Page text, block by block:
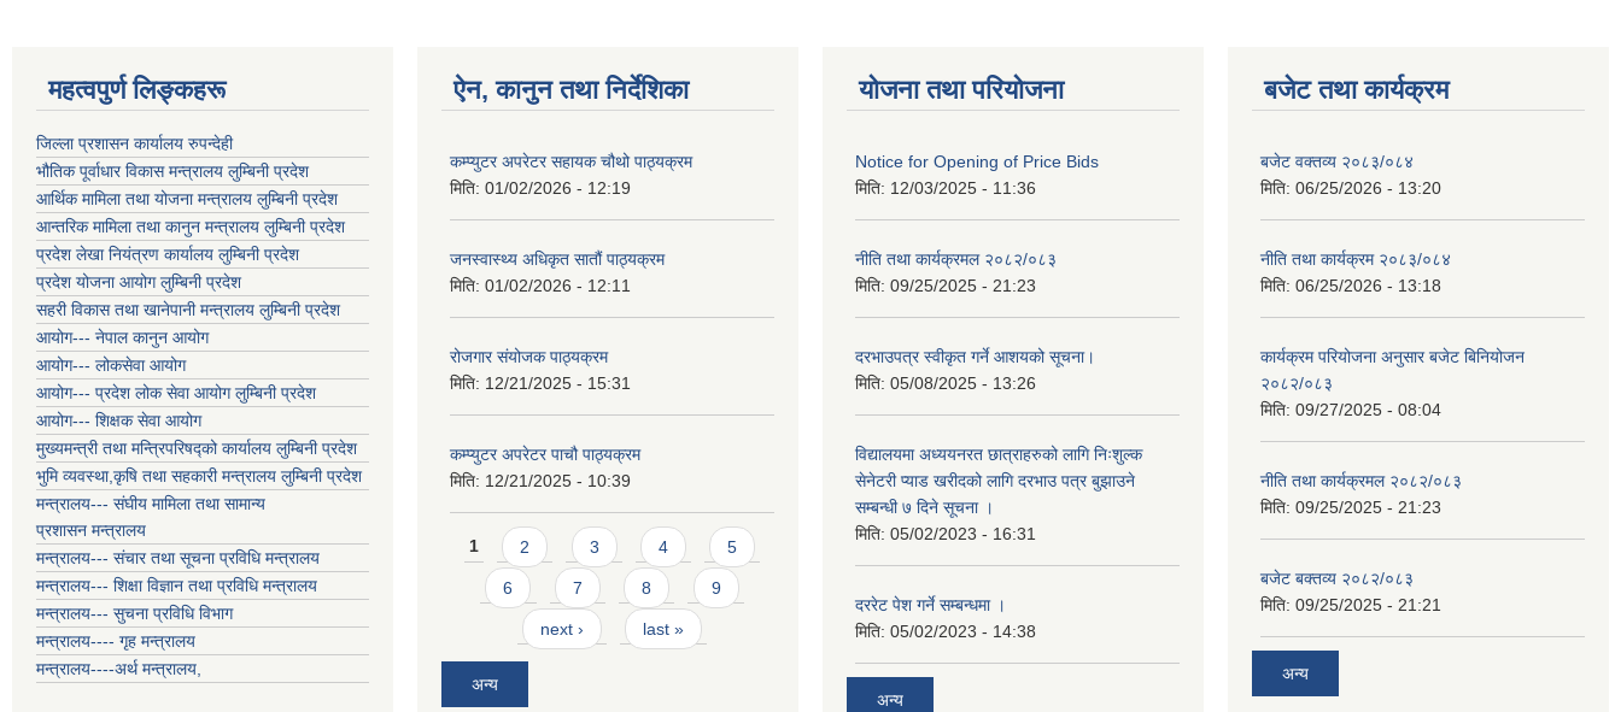
महत्वपुर्ण लिङ्कहरू
जिल्ला प्रशासन कार्यालय रुपन्देही
भौतिक पूर्वाधार विकास मन्त्रालय लुम्बिनी प्रदेश
आर्थिक मामिला तथा योजना मन्त्रालय लुम्बिनी प्रदेश
आन्तरिक मामिला तथा कानुन मन्त्रालय लुम्बिनी प्रदेश
प्रदेश लेखा नियंत्रण कार्यालय लुम्बिनी प्रदेश
प्रदेश योजना आयोग लुम्बिनी प्रदेश
सहरी विकास तथा खानेपानी मन्त्रालय लुम्बिनी प्रदेश
आयोग--- नेपाल कानुन आयोग
आयोग--- लोकसेवा आयोग
आयोग--- प्रदेश लोक सेवा आयोग लुम्बिनी प्रदेश
आयोग--- शिक्षक सेवा आयोग
मुख्यमन्त्री तथा मन्त्रिपरिषद्को कार्यालय लुम्बिनी प्रदेश
भुमि व्यवस्था,कृषि तथा सहकारी मन्त्रालय लुम्बिनी प्रदेश
मन्त्रालय--- संघीय मामिला तथा सामान्य
प्रशासन मन्त्रालय
मन्त्रालय--- संचार तथा सूचना प्रविधि मन्त्रालय
मन्त्रालय--- शिक्षा विज्ञान तथा प्रविधि मन्त्रालय
मन्त्रालय--- सुचना प्रविधि विभाग
मन्त्रालय---- गृह मन्त्रालय
मन्त्रालय----अर्थ मन्त्रालय,
ऐन, कानुन तथा निर्देशिका
कम्प्युटर अपरेटर सहायक चौथो पाठ्यक्रम
मिति: 01/02/2026 - 12:19
जनस्वास्थ्य अधिकृत सातौं पाठ्यक्रम
मिति: 01/02/2026 - 12:11
रोजगार संयोजक पाठ्यक्रम
मिति: 12/21/2025 - 15:31
कम्प्युटर अपरेटर पाचौ पाठ्यक्रम
मिति: 12/21/2025 - 10:39
Pages
1 2 3 4 5
6 7 8 9
next › last »
अन्य
योजना तथा परियोजना
Notice for Opening of Price Bids
मिति: 12/03/2025 - 11:36
नीति तथा कार्यक्रमल २०८२/०८३
मिति: 09/25/2025 - 21:23
दरभाउपत्र स्वीकृत गर्ने आशयको सूचना।
मिति: 05/08/2025 - 13:26
विद्यालयमा अध्ययनरत छात्राहरुको लागि निःशुल्क
सेनेटरी प्याड खरीदको लागि दरभाउ पत्र बुझाउने
सम्बन्धी ७ दिने सूचना ।
मिति: 05/02/2023 - 16:31
दररेट पेश गर्ने सम्बन्धमा ।
मिति: 05/02/2023 - 14:38
अन्य
बजेट तथा कार्यक्रम
बजेट वक्तव्य २०८३/०८४
मिति: 06/25/2026 - 13:20
नीति तथा कार्यक्रम २०८३/०८४
मिति: 06/25/2026 - 13:18
कार्यक्रम परियोजना अनुसार बजेट बिनियोजन
२०८२/०८३
मिति: 09/27/2025 - 08:04
नीति तथा कार्यक्रमल २०८२/०८३
मिति: 09/25/2025 - 21:23
बजेट बक्तव्य २०८२/०८३
मिति: 09/25/2025 - 21:21
अन्य